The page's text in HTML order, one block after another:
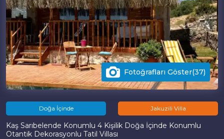
Doğa İçinde Jakuzili Villa
Kaş Sarıbelende Konumlu 4 Kişilik Doğa İçinde Konumlu
Otantik Dekorasyonlu Tatil Villası
Fotoğrafları Göster(37)